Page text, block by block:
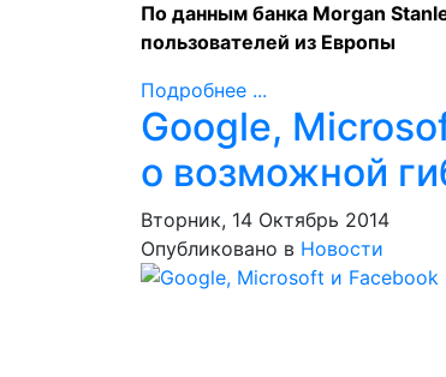
По данным банка Morgan
пользователей из Европы
Подробнее ...
Google,
о возможной
Вторник, 14 Октябрь 2014
Опубликовано в Новости